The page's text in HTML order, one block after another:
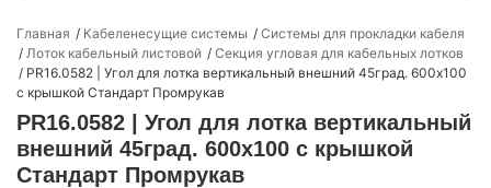
Главная Кабеленесущие системы
Системы для прокладки кабеля
Лоток кабельный листовой
Секция угловая для кабельных лотков
PR16.0582 | Угол для лотка вертикальный внешний 45град. 600х100
с крышкой Стандарт Промрукав
PR16.0582 | Угол для лотка вертикальный
внешний 45град. 600х100 с крышкой
Стандарт Промрукав